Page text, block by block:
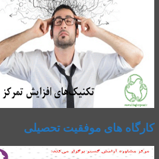
کارگاه های موفقیت تحصیلی